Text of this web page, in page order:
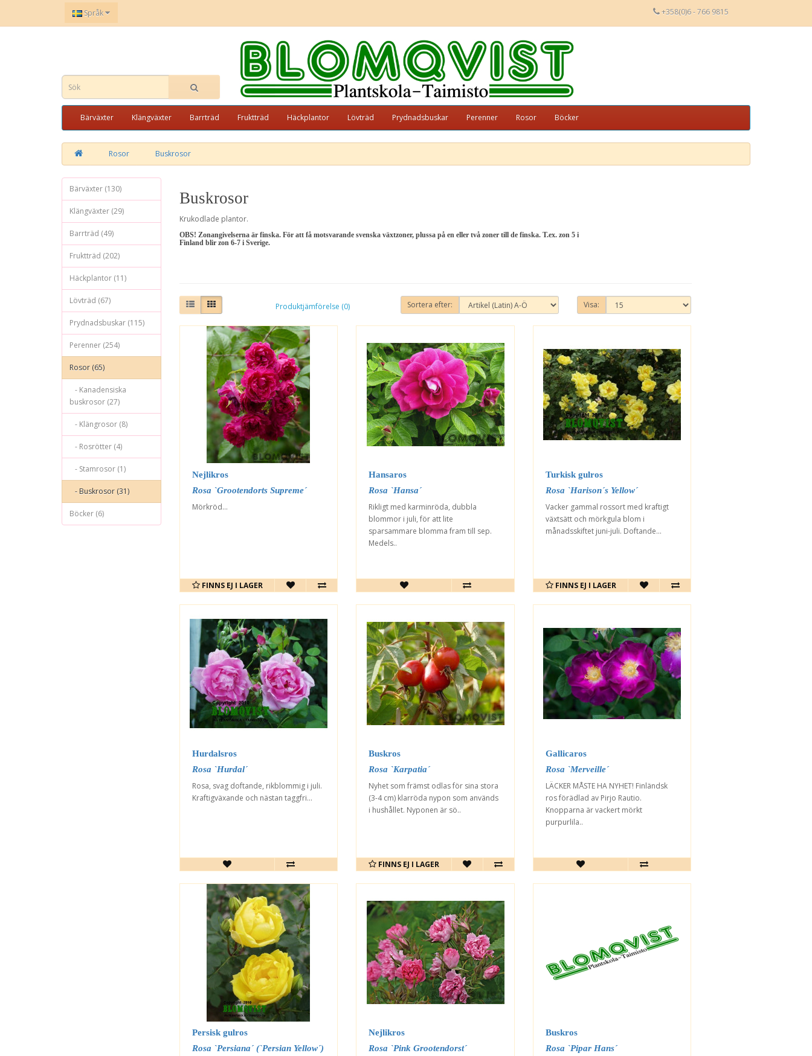
Språk +358(0)6 - 766 9815
Bärväxter Klängväxter Barrträd Fruktträd Häckplantor Lövträd Prydnadsbuskar Perenner Rosor Böcker
Rosor Buskrosor
Bärväxter (130)
Klängväxter (29)
Barrträd (49)
Fruktträd (202)
Häckplantor (11)
Lövträd (67)
Prydnadsbuskar (115)
Perenner (254)
Rosor (65)
- Kanadensiska
buskrosor (27)
- Klängrosor (8)
- Rosrötter (4)
- Stamrosor (1)
- Buskrosor (31)
Böcker (6)
Buskrosor
Krukodlade plantor.
OBS! Zonangivelserna är finska. För att få motsvarande svenska växtzoner, plussa på en eller två zoner till de finska. T.ex. zon 5 i
Finland blir zon 6-7 i Sverige.
Produktjämförelse (0) Sortera efter: Visa:
Nejlikros
Rosa `Grootendorts Supreme´
Mörkröd...
FINNS EJ I LAGER
Hansaros
Rosa `Hansa´
Rikligt med karminröda, dubbla
blommor i juli, för att lite
sparsammare blomma fram till sep.
Medels..
Turkisk gulros
Rosa `Harison´s Yellow´
Vacker gammal rossort med kraftigt
växtsätt och mörkgula blom i
månadsskiftet juni-juli. Doftande...
FINNS EJ I LAGER
Hurdalsros
Rosa `Hurdal´
Rosa, svag doftande, rikblommig i juli.
Kraftigväxande och nästan taggfri...
Buskros
Rosa `Karpatia´
Nyhet som främst odlas för sina stora
(3-4 cm) klarröda nypon som används
i hushållet. Nyponen är sö..
FINNS EJ I LAGER
Gallicaros
Rosa `Merveille´
LÄCKER MÅSTE HA NYHET! Finländsk
ros förädlad av Pirjo Rautio.
Knopparna är vackert mörkt
purpurlila..
Persisk gulros
Rosa `Persiana´ (`Persian Yellow´)
Nejlikros
Rosa `Pink Grootendorst´
Buskros
Rosa `Pipar Hans´